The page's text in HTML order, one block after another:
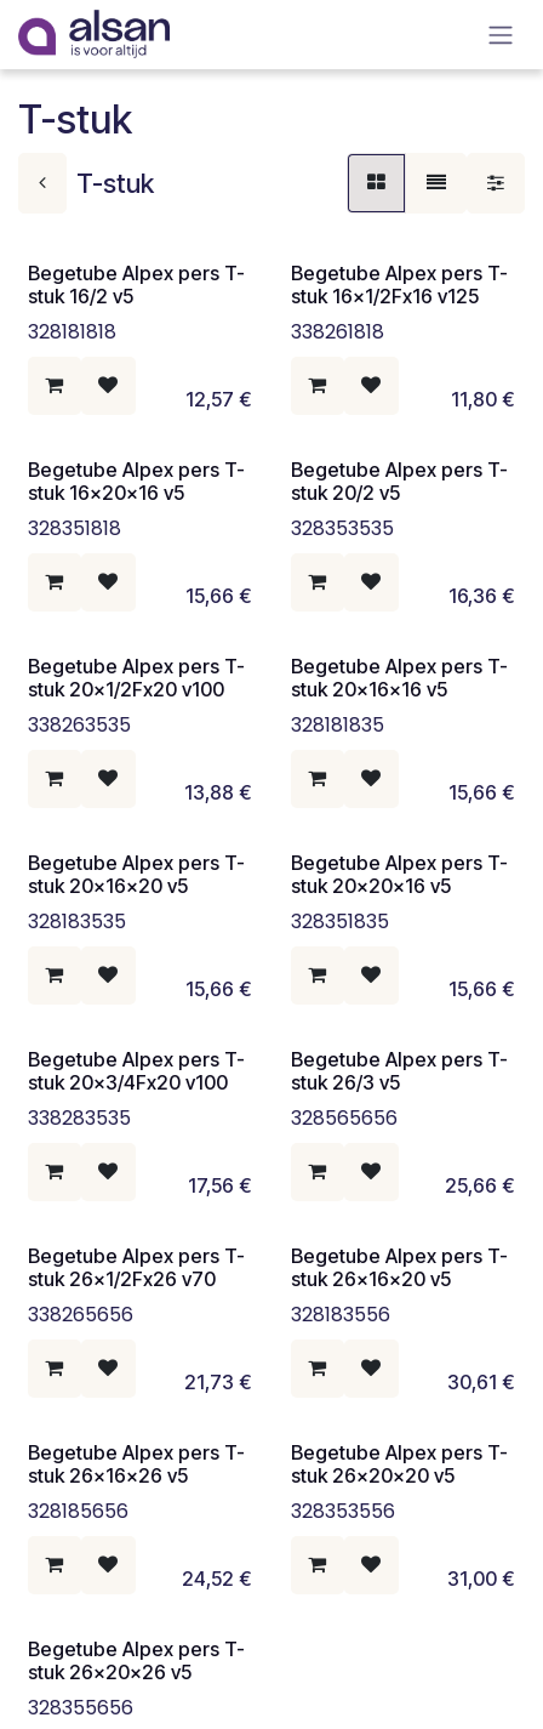
Overslaan naar inhoud
T-stuk
T-stuk
Begetube Alpex pers T-
stuk 16/2 v5
328181818
12,57 €
Begetube Alpex pers T-
stuk 16x1/2Fx16 v125
338261818
11,80€
Begetube Alpex pers T-
stuk 16x20x16 v5
328351818
15,66 €
Begetube Alpex pers T-
stuk 20/2 v5
328353535
16,36 €
Begetube Alpex pers T-
stuk 20x1/2Fx20 v100
338263535
13,88 €
Begetube Alpex pers T-
stuk 20x16x16 v5
328181835
15,66 €
Begetube Alpex pers T-
stuk 20x16x20 v5
328183535
15,66 €
Begetube Alpex pers T-
stuk 20x20x16 v5
328351835
15,66 €
Begetube Alpex pers T-
stuk 20x3/4Fx20 v100
338283535
17,56 €
Begetube Alpex pers T-
stuk 26/3 v5
328565656
25,66 €
Begetube Alpex pers T-
stuk 26x1/2Fx26 v70
338265656
21,73 €
Begetube Alpex pers T-
stuk 26x16x20 v5
328183556
30,61 €
Begetube Alpex pers T-
stuk 26x16x26 v5
328185656
24,52 €
Begetube Alpex pers T-
stuk 26x20x20 v5
328353556
31,00€
Begetube Alpex pers T-
stuk 26x20x26 v5
328355656